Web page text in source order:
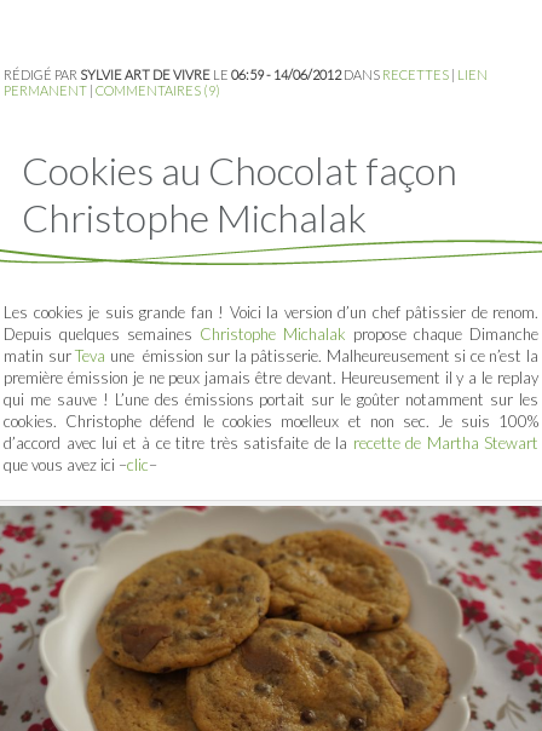
RÉDIGÉ PAR SYLVIE ART DE VIVRE LE 06:59 - 14/06/2012DANS RECETTES
LIEN
PERMANENT COMMENTAIRES (9)
Cookies au Chocolat façon
Christophe Michalak
Les cookies je suis grande fan ! Voici la version d’un chef pâtissier de renom.
Depuis quelques semaines Christophe Michalak propose chaque Dimanche
matin surTeva une émission sur la pâtisserie. Malheureusement si ce n’est la
première émission je ne peux jamais être devant. Heureusement il y a le replay
qui me sauve ! L’une des émissions portait sur le goûter notamment sur les
cookies. Christophe défend le cookies moelleux et non sec. Je suis 100%
d’accord avec lui et à ce titre très satisfaite de la recette de Martha Stewart
que vous avez ici –clic–